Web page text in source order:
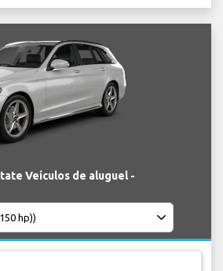
Veículos de aluguel -